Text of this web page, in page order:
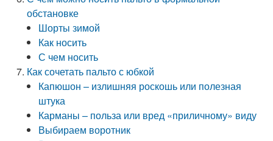
обстановке
Шорты зимой
Как носить
С чем носить
Как сочетать пальто с юбкой
Капюшон – излишняя роскошь или полезная
штука
Карманы – польза или вред «приличному» виду
Выбираем воротник